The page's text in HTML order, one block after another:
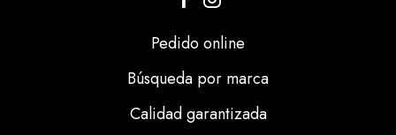
Pedido online
Búsqueda por marca
Calidad garantizada